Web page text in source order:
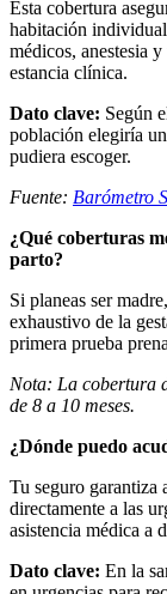
Esta cobertura
habitación
médicos, anestesia
estancia clínica.
Dato clave: Según
población elegiría
pudiera escoger.
Fuente: Barómetro
¿Qué coberturas
parto?
Si planeas ser
exhaustivo de la
primera prueba
Nota: La cobertura
de 8 a 10 meses.
¿Dónde puedo
Tu seguro garantiza
directamente a las
asistencia médica a
Dato clave: En la